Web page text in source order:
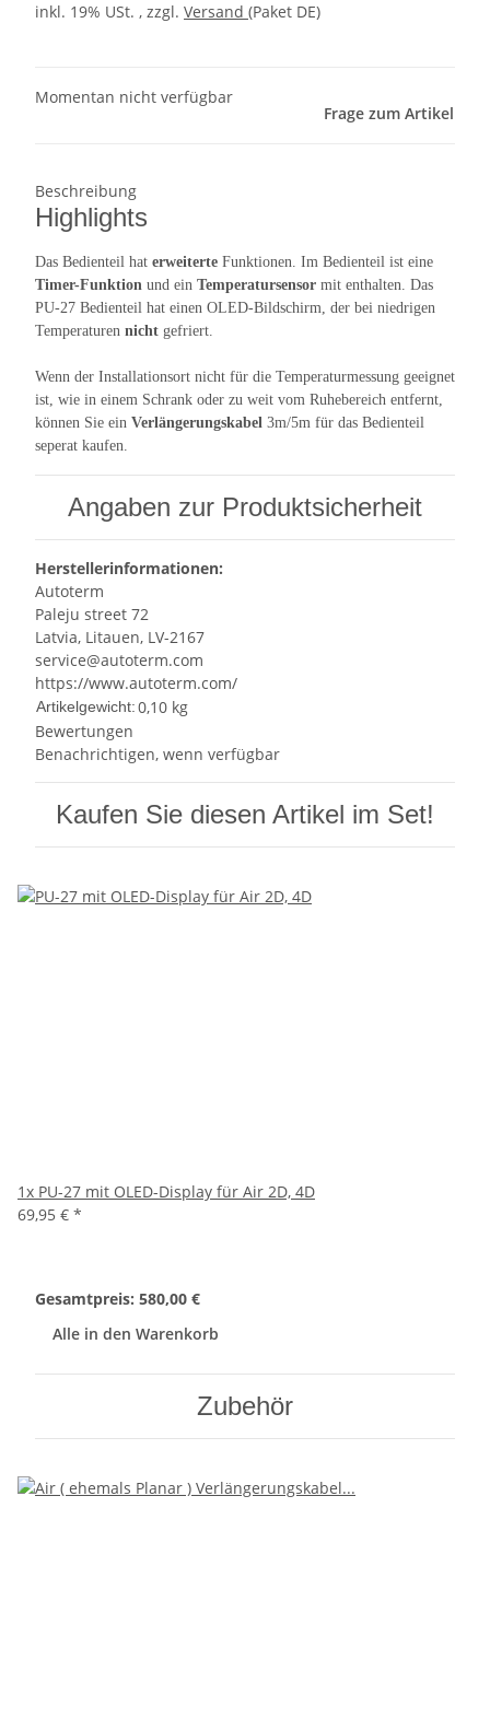
inkl. 19% USt. , zzgl. Versand (Paket DE)
Momentan nicht verfügbar
Frage zum Artikel
Beschreibung
Highlights
Das Bedienteil hat erweiterte Funktionen. Im Bedienteil ist eine
Timer-Funktion und ein Temperatursensor mit enthalten. Das
PU-27 Bedienteil hat einen OLED-Bildschirm, der bei niedrigen
Temperaturen nicht gefriert.
Wenn der Installationsort nicht für die Temperaturmessung geeignet
ist, wie in einem Schrank oder zu weit vom Ruhebereich entfernt,
können Sie ein Verlängerungskabel 3m/5m für das Bedienteil
seperat kaufen.
Angaben zur Produktsicherheit
Herstellerinformationen:
Autoterm
Paleju street 72
Latvia, Litauen, LV-2167
service@autoterm.com
https://www.autoterm.com/
Artikelgewicht:0,10 kg
Bewertungen
Benachrichtigen, wenn verfügbar
Kaufen Sie diesen Artikel im Set!
1x PU-27 mit OLED-Display für Air 2D, 4D
69,95 € *
Gesamtpreis: 580,00 €
Alle in den Warenkorb
Zubehör